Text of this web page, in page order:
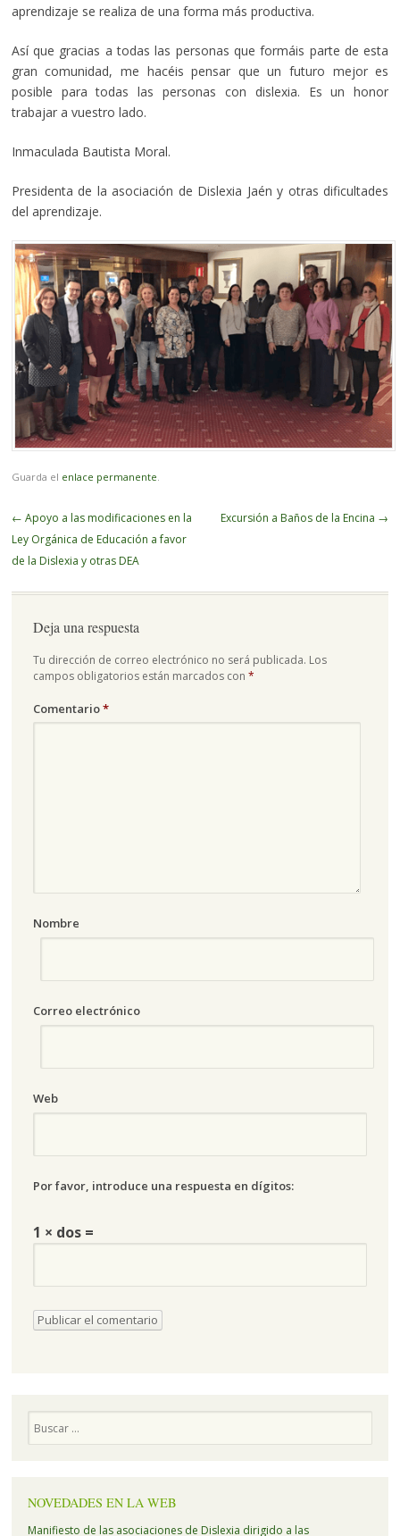
aprendizaje se realiza de una forma más productiva.
Así que gracias a todas las personas que formáis parte de esta
gran comunidad, me hacéis pensar que un futuro mejor es
posible para todas las personas con dislexia. Es un honor
trabajar a vuestro lado.
Inmaculada Bautista Moral.
Presidenta de la asociación de Dislexia Jaén y otras dificultades
del aprendizaje.
Guarda el enlace permanente
Navegador
de
artículos
← Apoyo a las modificaciones en la
Ley Orgánica de Educación a favor
de la Dislexia y otras DEA
Excursión a Baños de la Encina →
Deja una respuesta
Tu dirección de correo electrónico no será publicada. Los
campos obligatorios están marcados con *
Comentario*
Nombre
Correo electrónico
Web
Por favor, introduce una respuesta en dígitos:
1 × dos =
NOVEDADES EN LA WEB
Manifiesto de las asociaciones de Dislexia dirigido a las